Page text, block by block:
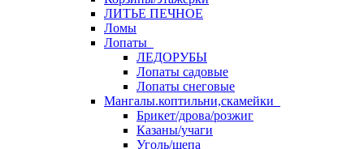
ЛИТЬЕ ПЕЧНОЕ
Ломы
Лопаты
ЛЕДОРУБЫ
Лопаты садовые
Лопаты снеговые
Мангалы.коптильни,скамейки
Брикет/дрова/розжиг
Казаны/учаги
Уголь/щепа